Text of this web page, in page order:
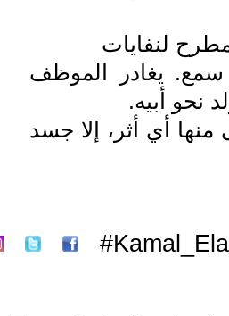
لنفايات
يغادر الموظف
نحو أبيه.
منها أي أثر، إلا جسد